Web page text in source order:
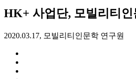
HK+ 사업단, 모빌리티
2020.03.17, 모빌리티인문학 연구원